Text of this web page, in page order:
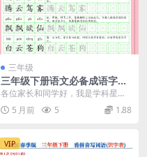
三年级
三年级下册语文必备成语字帖
同步练字专项强化电子版资料
各位家长和同学好，我是学科星。
在三年级下册语文的学习过程中，
成语的积累与运用是提...
5 月前 5 1.88
VIP